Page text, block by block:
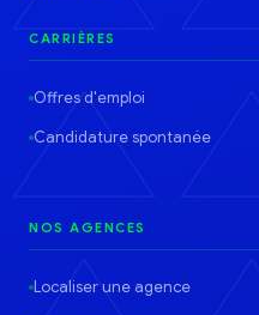
CARRIÈRES
Offres d'emploi
Candidature spontanée
NOS AGENCES
Localiser une agence